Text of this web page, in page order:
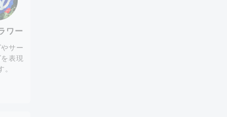
ワー
サー
表現
。